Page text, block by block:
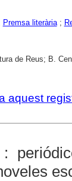
Premsa literària;
de Reus; B.
aquest